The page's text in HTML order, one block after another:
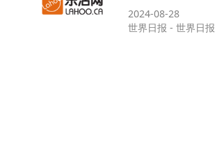
2024-08-28
世界日报 - 世界日报